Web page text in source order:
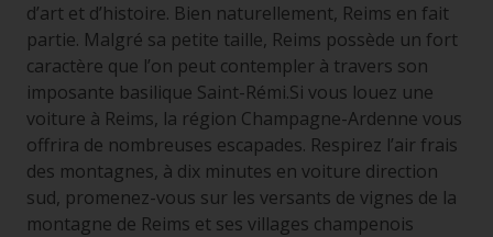
d’art et d’histoire. Bien naturellement, Reims en fait
partie. Malgré sa petite taille, Reims possède un fort
caractère que l’on peut contempler à travers son
imposante basilique Saint-Rémi.Si vous louez une
voiture à Reims, la région Champagne-Ardenne vous
offrira de nombreuses escapades. Respirez l’air frais
des montagnes, à dix minutes en voiture direction
sud, promenez-vous sur les versants de vignes de la
montagne de Reims et ses villages champenois